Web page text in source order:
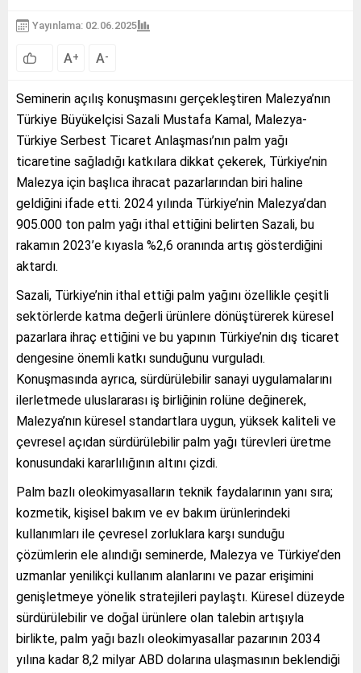
Yayınlama: 02.06.2025
A+ A-
Seminerin açılış konuşmasını gerçekleştiren Malezya’nın
Türkiye Büyükelçisi Sazali Mustafa Kamal, Malezya-
Türkiye Serbest Ticaret Anlaşması’nın palm yağı
ticaretine sağladığı katkılara dikkat çekerek, Türkiye’nin
Malezya için başlıca ihracat pazarlarından biri haline
geldiğini ifade etti. 2024 yılında Türkiye’nin Malezya’dan
905.000 ton palm yağı ithal ettiğini belirten Sazali, bu
rakamın 2023’e kıyasla %2,6 oranında artış gösterdiğini
aktardı.
Sazali, Türkiye’nin ithal ettiği palm yağını özellikle çeşitli
sektörlerde katma değerli ürünlere dönüştürerek küresel
pazarlara ihraç ettiğini ve bu yapının Türkiye’nin dış ticaret
dengesine önemli katkı sunduğunu vurguladı.
Konuşmasında ayrıca, sürdürülebilir sanayi uygulamalarını
ilerletmede uluslararası iş birliğinin rolüne değinerek,
Malezya’nın küresel standartlara uygun, yüksek kaliteli ve
çevresel açıdan sürdürülebilir palm yağı türevleri üretme
konusundaki kararlılığının altını çizdi.
Palm bazlı oleokimyasalların teknik faydalarının yanı sıra;
kozmetik, kişisel bakım ve ev bakım ürünlerindeki
kullanımları ile çevresel zorluklara karşı sunduğu
çözümlerin ele alındığı seminerde, Malezya ve Türkiye’den
uzmanlar yenilikçi kullanım alanlarını ve pazar erişimini
genişletmeye yönelik stratejileri paylaştı. Küresel düzeyde
sürdürülebilir ve doğal ürünlere olan talebin artışıyla
birlikte, palm yağı bazlı oleokimyasallar pazarının 2034
yılına kadar 8,2 milyar ABD dolarına ulaşmasının beklendiği